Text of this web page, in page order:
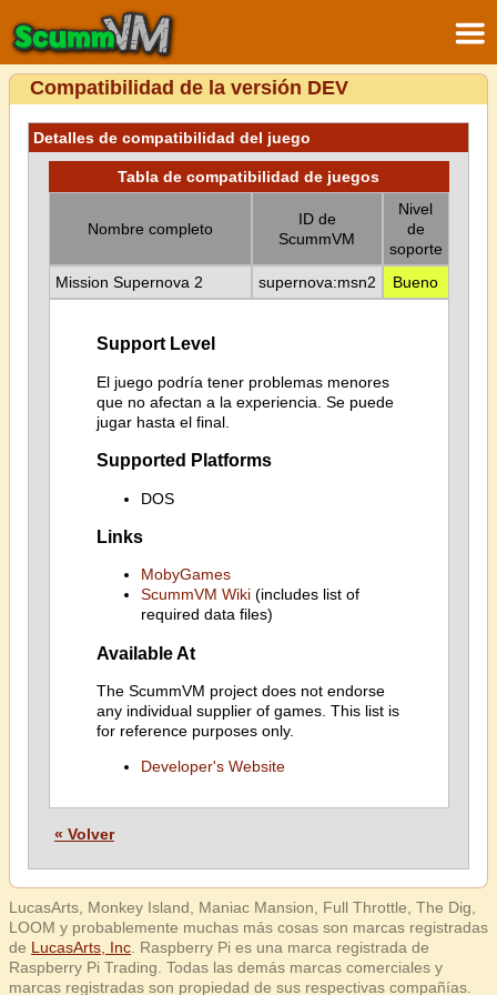
Compatibilidad de la versión DEV
Detalles de compatibilidad del juego
Tabla de compatibilidad de juegos
Nombre completo
ID de
ScummVM
Nivel
de
soporte
Mission Supernova 2
supernova:msn2 Bueno
Support Level
El juego podría tener problemas menores
que no afectan a la experiencia. Se puede
jugar hasta el final.
Supported Platforms
DOS
Links
MobyGames
ScummVM Wiki(includes list of
required data files)
Available At
The ScummVM project does not endorse
any individual supplier of games. This list is
for reference purposes only.
Developer's Website
« Volver
LucasArts, Monkey Island, Maniac Mansion, Full Throttle, The Dig,
LOOM y probablemente muchas más cosas son marcas registradas
de LucasArts, Inc . Raspberry Pi es una marca registrada de
Raspberry Pi Trading. Todas las demás marcas comerciales y
marcas registradas son propiedad de sus respectivas compañías.